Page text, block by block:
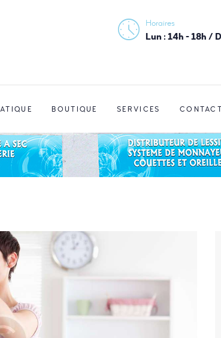
Horaires
Lun : 14h - 18h /
BOUTIQUE SERVICES CONTACT
PRESSING HAUTS-DE-BIENNE
BOUTIQUE
SERVICES